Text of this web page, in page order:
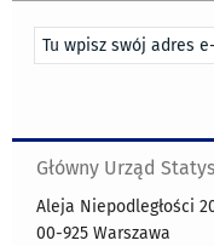
Główny Urząd
Aleja Niepodległości
00-925 Warszawa